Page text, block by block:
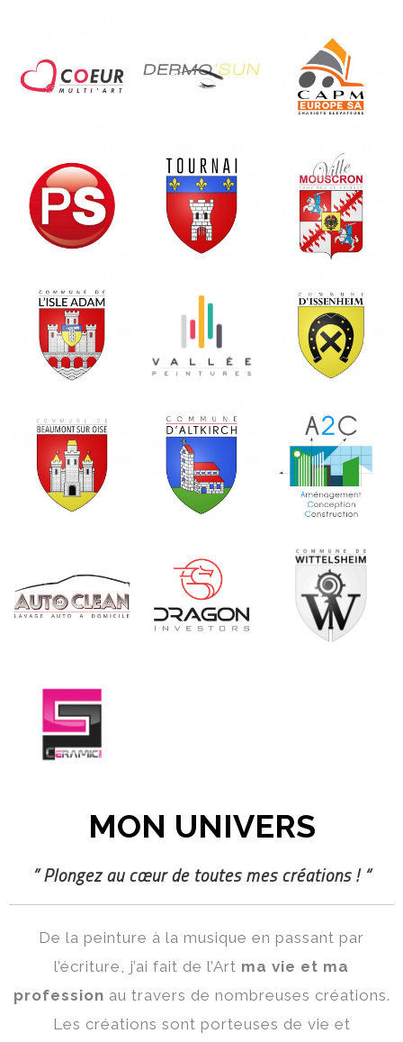
COEUR MULTI
ART
Site Officiel
DERMO'SUN
Site Officiel
CAPM EUROPE
Site Officiel
PARTI
SOCIALISTE
Site Officiel
TOURNAI
Site Officiel
MOUSCRON
Site Officiel
L'ISLE ADAM
Site Officiel
VALLE
PEINTURES
Site Officiel
ISSENHEIM
Site Officiel
BEAUMONT
SUR OISE
Site Officiel
ALTKIRCH
Site Officiel
A2C
Site Officiel
AUTOCLEAN
Site Officiel
DRAGON
INVESTORS
Site Officiel
MAIRIE DE
WITTELSHEIM
Site Officiel
CERAMIC PRO
Site Officiel
MON UNIVERS
” Plongez au cœur de toutes mes créations ! “
De la peinture à la musique en passant par
l’écriture, j’ai fait de l’Art ma vie et ma
profession au travers de nombreuses créations.
Les créations sont porteuses de vie et